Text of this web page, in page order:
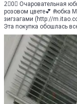
2⃣0⃣ Очаровательная
розовом цвете💕 #юбка
зигзагами (http://
Эта покупка обошлась